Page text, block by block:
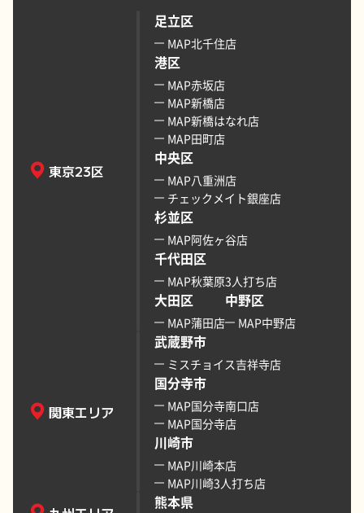
東京23区
足立区
MAP北千住店
港区
MAP赤坂店
MAP新橋店
MAP新橋はなれ店
MAP田町店
中央区
MAP八重洲店
チェックメイト銀座店
杉並区
MAP阿佐ヶ谷店
千代田区
MAP秋葉原3人打ち店
大田区
MAP蒲田店
中野区
MAP中野店
関東エリア
武蔵野市
ミスチョイス吉祥寺店
国分寺市
MAP国分寺南口店
MAP国分寺店
川崎市
MAP川崎本店
MAP川崎3人打ち店
熊本県